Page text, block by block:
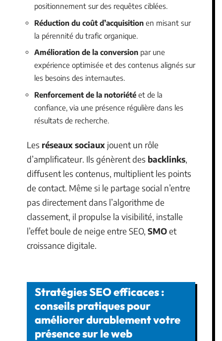
positionnement sur des requêtes ciblées.
Réduction du coût d’acquisition en misant sur
la pérennité du trafic organique.
Amélioration de la conversion par une
expérience optimisée et des contenus alignés sur
les besoins des internautes.
Renforcement de la notoriété et de la
confiance, via une présence régulière dans les
résultats de recherche.
Les réseaux sociaux jouent un rôle
d’amplificateur. Ils génèrent des backlinks,
diffusent les contenus, multiplient les points
de contact. Même si le partage social n’entre
pas directement dans l’algorithme de
classement, il propulse la visibilité, installe
l’effet boule de neige entre SEO, SMOet
croissance digitale.
Stratégies SEO efficaces :
conseils pratiques pour
améliorer durablement votre
présence sur le web